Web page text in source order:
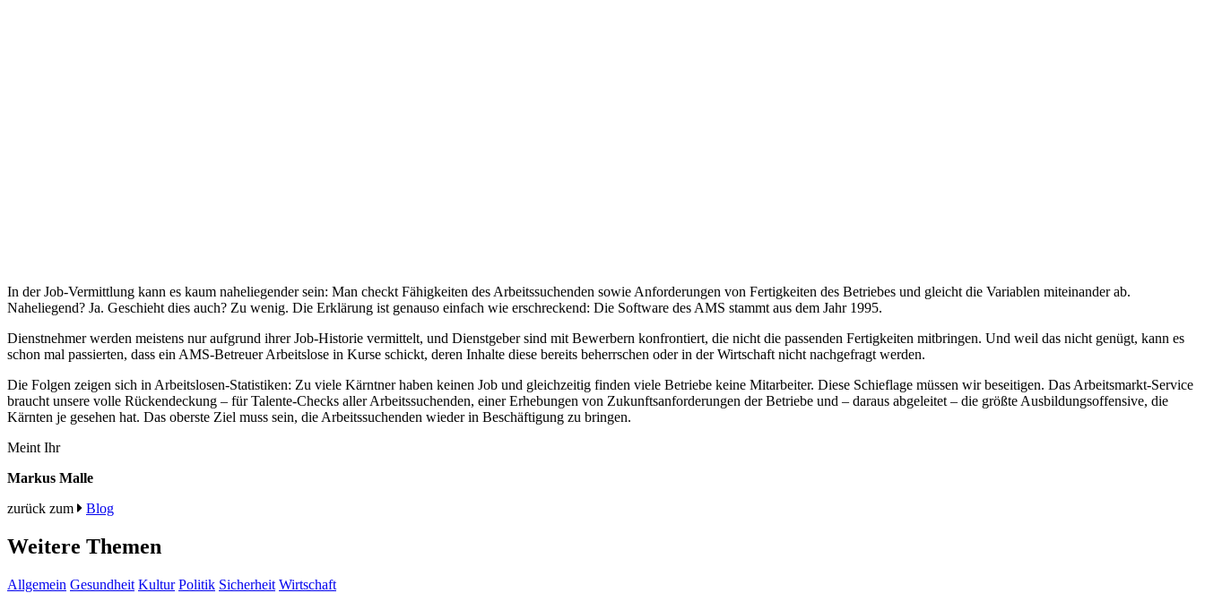
In der Job-Vermittlung kann es kaum naheliegender sein: Man checkt Fähigkeiten des Arbeitssuchenden sowie Anforderungen von Fertigkeiten des Betriebes und gleicht die Variablen miteinander ab.
Naheliegend? Ja. Geschieht dies auch? Zu wenig. Die Erklärung ist genauso einfach wie erschreckend: Die Software des AMS stammt aus dem Jahr 1995.
Dienstnehmer werden meistens nur aufgrund ihrer Job-Historie vermittelt, und Dienstgeber sind mit Bewerbern konfrontiert, die nicht die passenden Fertigkeiten mitbringen. Und weil das nicht genügt, kann es
schon mal passierten, dass ein AMS-Betreuer Arbeitslose in Kurse schickt, deren Inhalte diese bereits beherrschen oder in der Wirtschaft nicht nachgefragt werden.
Die Folgen zeigen sich in Arbeitslosen-Statistiken: Zu viele Kärntner haben keinen Job und gleichzeitig finden viele Betriebe keine Mitarbeiter. Diese Schieflage müssen wir beseitigen. Das Arbeitsmarkt-Service
braucht unsere volle Rückendeckung – für Talente-Checks aller Arbeitssuchenden, einer Erhebungen von Zukunftsanforderungen der Betriebe und – daraus abgeleitet – die größte Ausbildungsoffensive, die
Kärnten je gesehen hat. Das oberste Ziel muss sein, die Arbeitssuchenden wieder in Beschäftigung zu bringen.
Meint Ihr
Markus Malle
zurück zum
Blog
Weitere Themen
Allgemein Gesundheit Kultur Politik Sicherheit Wirtschaft